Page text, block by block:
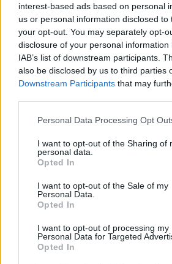
interest-based ads based on personal
us or personal information disclosed
your opt-out. You may separately opt-
disclosure of your personal
IAB’s list of downstream participants.
also be disclosed by us to third parties
Downstream Participants that may
Personal Data Processing Opt
I want to opt-out of the Sharing of
personal data.
Opted In
I want to opt-out of the Sale of my
Personal Data.
Opted In
I want to opt-out of processing my
Personal Data for Targeted
Opted In